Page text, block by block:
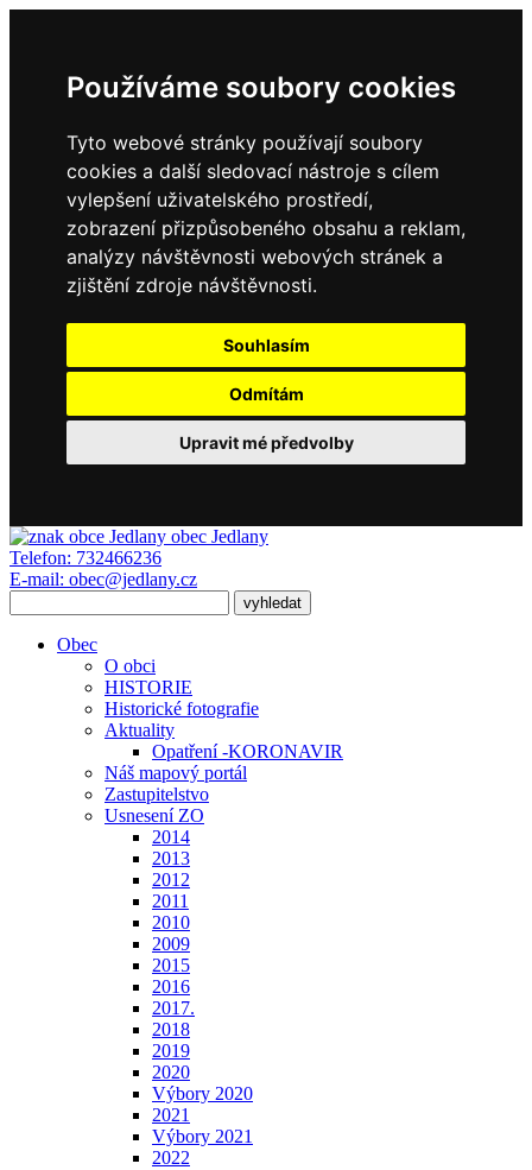
Používáme soubory cookies
Tyto webové stránky používají soubory
cookies a další sledovací nástroje s cílem
vylepšení uživatelského prostředí,
zobrazení přizpůsobeného obsahu a reklam,
analýzy návštěvnosti webových stránek a
zjištění zdroje návštěvnosti.
Souhlasím
Odmítám
Upravit mé předvolby
obec Jedlany
Telefon: 732466236
E-mail: obec@jedlany.cz
Obec
O obci
HISTORIE
Historické fotografie
Aktuality
Opatření -KORONAVIR
Náš mapový portál
Zastupitelstvo
Usnesení ZO
2014
2013
2012
2011
2010
2009
2015
2016
2017.
2018
2019
2020
Výbory 2020
2021
Výbory 2021
2022